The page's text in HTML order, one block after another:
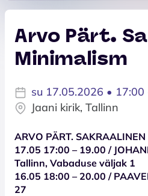
Arvo Pärt.
Minimalism
su 17.05.2026 •
Jaani kirik, Tallinn
ARVO PÄRT.
17.05 17:00 – 19.00 /
Tallinn, Vabaduse väljak 1
16.05 18:00 – 20.00 /
27